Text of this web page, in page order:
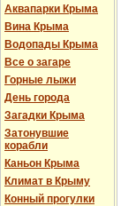
Аквапарки Крыма
Вина Крыма
Водопады Крыма
Все о загаре
Горные лыжи
День города
Загадки Крыма
Затонувшие
корабли
Каньон Крыма
Климат в Крыму
Конный прогулки